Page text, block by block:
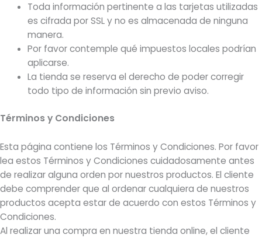
Toda información pertinente a las tarjetas utilizadas
es cifrada por SSL y no es almacenada de ninguna
manera.
Por favor contemple qué impuestos locales podrían
aplicarse.
La tienda se reserva el derecho de poder corregir
todo tipo de información sin previo aviso.
Términos y Condiciones
Esta página contiene los Términos y Condiciones. Por favor
lea estos Términos y Condiciones cuidadosamente antes
de realizar alguna orden por nuestros productos. El cliente
debe comprender que al ordenar cualquiera de nuestros
productos acepta estar de acuerdo con estos Términos y
Condiciones.
Al realizar una compra en nuestra tienda online, el cliente